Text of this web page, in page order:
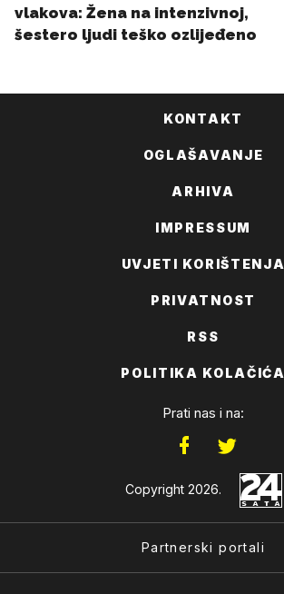
KONTAKT
OGLAŠAVANJE
ARHIVA
IMPRESSUM
UVJETI KORIŠTENJA
PRIVATNOST
RSS
POLITIKA KOLAČIĆA
Prati nas i na:
Copyright 2026.
Partnerski portali